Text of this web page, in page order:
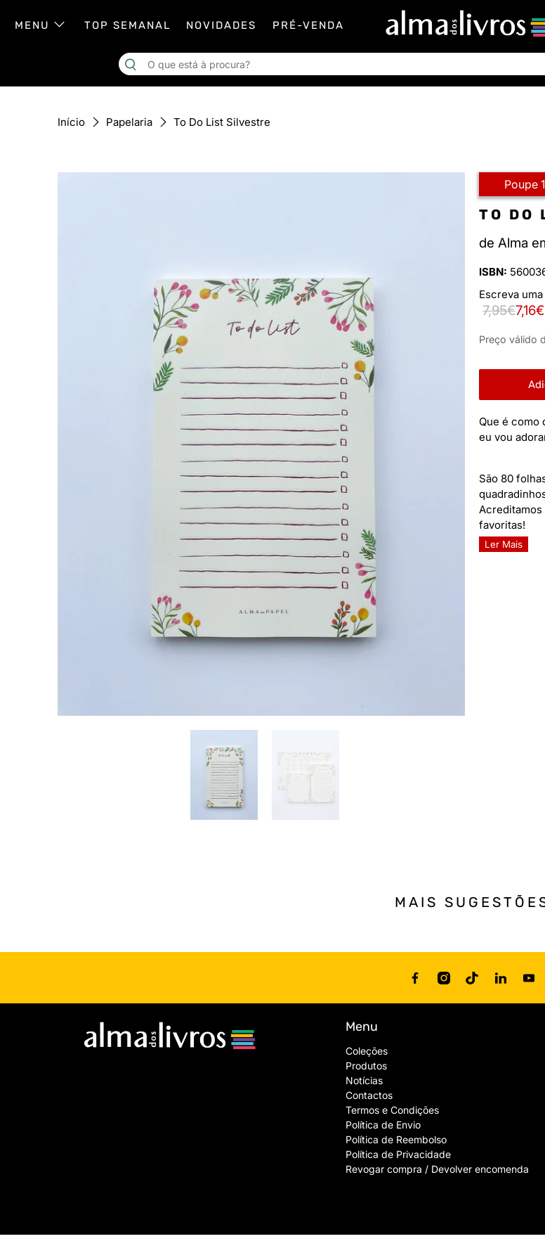
MENU TOP SEMANAL NOVIDADES PRÉ-VENDA
Início Papelaria To Do List Silvestre
Poupe
TO DO
de Alma
ISBN:
Escreva
7,16€
7,95€
Preço válido
Que é como
eu vou
São 80
Acreditamos
favoritas!
Ler Mais
MAIS
Menu
Coleções
Produtos
Notícias
Contactos
Termos e Condições
Política de Envio
Política de Reembolso
Política de Privacidade
Revogar compra / Devolver encomenda